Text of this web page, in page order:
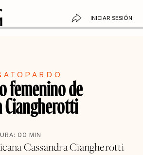
INICIAR SESIÓN
femenino de
Ciangherotti
00 MIN
Cassandra Ciangherotti